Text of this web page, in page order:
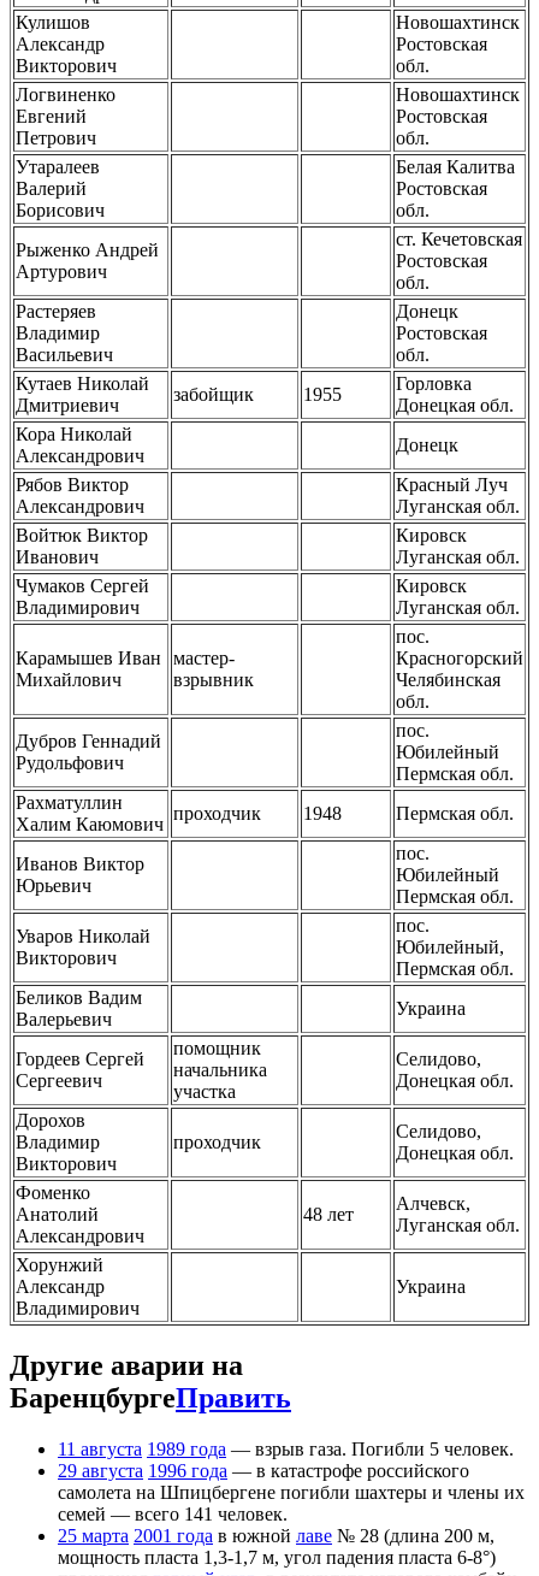
Кулишов
Александр
Викторович
Новошахтинск
Ростовская
обл.
Логвиненко
Евгений
Петрович
Новошахтинск
Ростовская
обл.
Утаралеев
Валерий
Борисович
Белая Калитва
Ростовская
обл.
Рыженко Андрей
Артурович
ст. Кечетовская
Ростовская
обл.
Растеряев
Владимир
Васильевич
Донецк
Ростовская
обл.
Кутаев Николай
Дмитриевич
забойщик 1955
Горловка
Донецкая обл.
Кора Николай
Александрович
Донецк
Рябов Виктор
Александрович
Красный Луч
Луганская обл.
Войтюк Виктор
Иванович
Кировск
Луганская обл.
Чумаков Сергей
Владимирович
Кировск
Луганская обл.
Карамышев Иван
Михайлович
мастер-
взрывник
пос.
Красногорский
Челябинская
обл.
Дубров Геннадий
Рудольфович
пос.
Юбилейный
Пермская обл.
Рахматуллин
Халим Каюмович
проходчик 1948 Пермская обл.
Иванов Виктор
Юрьевич
пос.
Юбилейный
Пермская обл.
Уваров Николай
Викторович
пос.
Юбилейный,
Пермская обл.
Беликов Вадим
Валерьевич
Украина
Гордеев Сергей
Сергеевич
помощник
начальника
участка
Селидово,
Донецкая обл.
Дорохов
Владимир
Викторович
проходчик
Селидово,
Донецкая обл.
Фоменко
Анатолий
Александрович
48 лет
Алчевск,
Луганская обл.
Хорунжий
Александр
Владимирович
Украина
Другие аварии на
БаренцбургеПравить
11 августа 1989 года — взрыв газа. Погибли 5 человек.
29 августа 1996 года — в катастрофе российского
самолета на Шпицбергене погибли шахтеры и члены их
семей — всего 141 человек.
25 марта 2001 года в южной лаве № 28 (длина 200 м,
мощность пласта 1,3-1,7 м, угол падения пласта 6-8°)